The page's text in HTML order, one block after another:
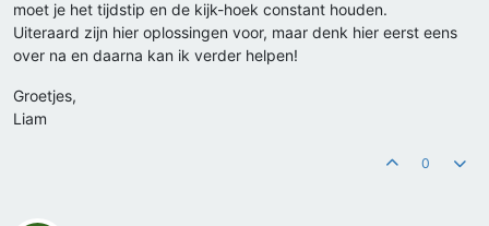
moet je het tijdstip en de kijk-hoek constant houden.
Uiteraard zijn hier oplossingen voor, maar denk hier eerst eens
over na en daarna kan ik verder helpen!
Groetjes,
Liam
0